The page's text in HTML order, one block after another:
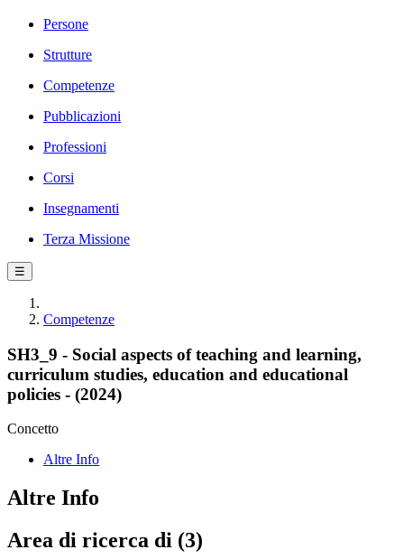
Persone
Strutture
Competenze
Pubblicazioni
Professioni
Corsi
Insegnamenti
Terza Missione
☰
Competenze
SH3_9 - Social aspects of teaching and learning,
curriculum studies, education and educational
policies - (2024)
Concetto
Altre Info
Altre Info
Area di ricerca di (3)